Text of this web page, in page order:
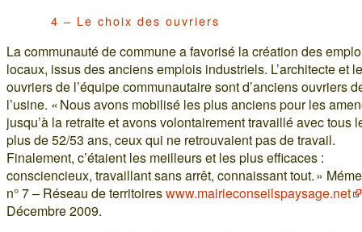
4 – Le choix des ouvriers
La communauté de commune a favorisé la création des
locaux, issus des anciens emplois industriels. L’architecte et
ouvriers de l’équipe communautaire sont d’anciens ouvriers
l’usine. « Nous avons mobilisé les plus anciens pour les
jusqu’à la retraite et avons volontairement travaillé avec tous
plus de 52/53 ans, ceux qui ne retrouvaient pas de travail.
Finalement, c’étaient les meilleurs et les plus efficaces :
consciencieux, travaillant sans arrêt, connaissant tout. »
n° 7 – Réseau de territoireswww.mairieconseilspaysage.net
Décembre 2009.